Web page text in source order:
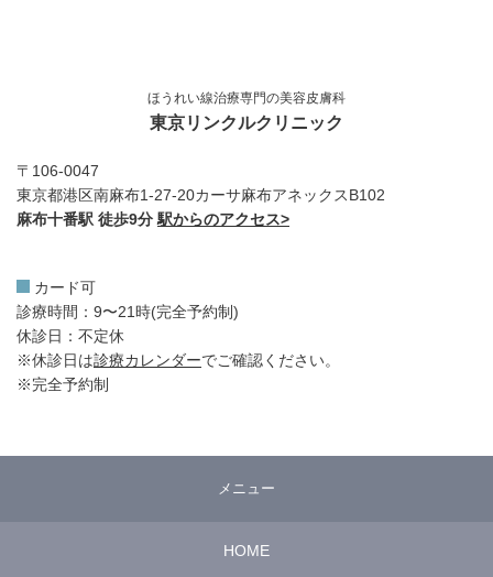
ほうれい線治療専門の美容皮膚科
東京リンクルクリニック
〒106-0047
東京都港区南麻布1-27-20カーサ麻布アネックスB102
麻布十番駅 徒歩9分 駅からのアクセス>
カード可
診療時間：9〜21時(完全予約制)
休診日：不定休
※休診日は診療カレンダーでご確認ください。
※完全予約制
メニュー
HOME